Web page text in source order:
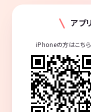
アプ
iPhoneの方はこちら